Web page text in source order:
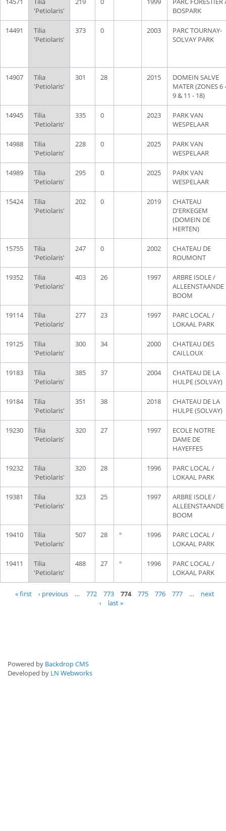
'Petiolaris'
BOSPARK
14491
Tilia
'Petiolaris'
373 0 2003
PARC TOURNAY-
SOLVAY PARK
14907
Tilia
'Petiolaris'
301 28 2015
DOMEIN SALVE
MATER (ZONES 6 -
9 & 11 - 18)
14945
Tilia
'Petiolaris'
335 0 2023
PARK VAN
WESPELAAR
14988
Tilia
'Petiolaris'
228 0 2025
PARK VAN
WESPELAAR
14989
Tilia
'Petiolaris'
295 0 2025
PARK VAN
WESPELAAR
15424
Tilia
'Petiolaris'
202 0 2019
CHATEAU
D'ERKEGEM
(DOMEIN DE
HERTEN)
15755
Tilia
'Petiolaris'
247 0 2002
CHATEAU DE
ROUMONT
19352
Tilia
'Petiolaris'
403 26 1997
ARBRE ISOLE /
ALLEENSTAANDE
BOOM
19114
Tilia
'Petiolaris'
277 23 1997
PARC LOCAL /
LOKAAL PARK
19125
Tilia
'Petiolaris'
300 34 2000
CHATEAU DES
CAILLOUX
19183
Tilia
'Petiolaris'
385 37 2004
CHATEAU DE LA
HULPE (SOLVAY)
19184
Tilia
'Petiolaris'
351 38 2018
CHATEAU DE LA
HULPE (SOLVAY)
19230
Tilia
'Petiolaris'
320 27 1997
ECOLE NOTRE
DAME DE
HAYEFFES
19232
Tilia
'Petiolaris'
320 28 1996
PARC LOCAL /
LOKAAL PARK
19381
Tilia
'Petiolaris'
323 25 1997
ARBRE ISOLE /
ALLEENSTAANDE
BOOM
19410
Tilia
'Petiolaris'
507 28 ° 1996
PARC LOCAL /
LOKAAL PARK
19411
Tilia
'Petiolaris'
488 27 ° 1996
PARC LOCAL /
LOKAAL PARK
Pages
« first ‹ previous … 772 773 774 775 776 777 …
next
›
last »
Powered by Backdrop CMS
Developed by LN Webworks